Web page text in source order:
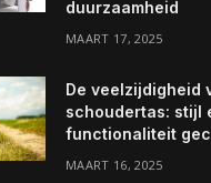
duurzaamheid
MAART 17, 2025
De veelzijdigheid
schoudertas: stijl
functionaliteit
MAART 16, 2025